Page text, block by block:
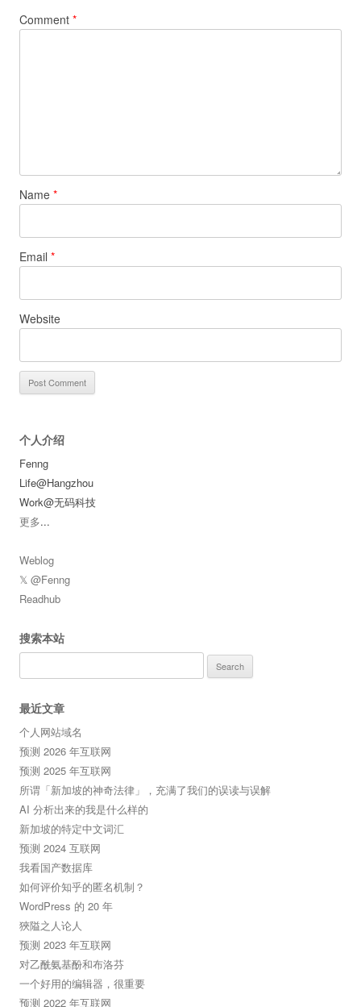
Comment *
Name *
Email *
Website
个人介绍
Fenng
Life@Hangzhou
Work@无码科技
更多...
Weblog
𝕏 @Fenng
Readhub
搜索本站
for:
最近文章
个人网站域名
预测 2026 年互联网
预测 2025 年互联网
所谓「新加坡的神奇法律」，充满了我们的误读与误解
AI 分析出来的我是什么样的
新加坡的特定中文词汇
预测 2024 互联网
我看国产数据库
如何评价知乎的匿名机制？
WordPress 的 20 年
狹隘之人论人
预测 2023 年互联网
对乙酰氨基酚和布洛芬
一个好用的编辑器，很重要
预测 2022 年互联网